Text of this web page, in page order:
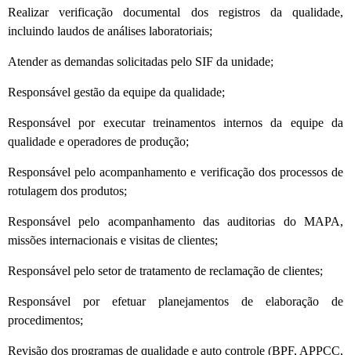
Realizar verificação documental dos registros da qualidade,
incluindo laudos de análises laboratoriais;
Atender as demandas solicitadas pelo SIF da unidade;
Responsável gestão da equipe da qualidade;
Responsável por executar treinamentos internos da equipe da
qualidade e operadores de produção;
Responsável pelo acompanhamento e verificação dos processos de
rotulagem dos produtos;
Responsável pelo acompanhamento das auditorias do MAPA,
missões internacionais e visitas de clientes;
Responsável pelo setor de tratamento de reclamação de clientes;
Responsável por efetuar planejamentos de elaboração de
procedimentos;
Revisão dos programas de qualidade e auto controle (BPF, APPCC,